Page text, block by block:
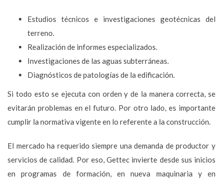
Estudios técnicos e investigaciones geotécnicas del
terreno.
Realización de informes especializados.
Investigaciones de las aguas subterráneas.
Diagnósticos de patologías de la edificación.
Si todo esto se ejecuta con orden y de la manera correcta, se
evitarán problemas en el futuro. Por otro lado, es importante
cumplir la normativa vigente en lo referente a la construcción.
El mercado ha requerido siempre una demanda de productor y
servicios de calidad. Por eso, Gettec invierte desde sus inicios
en programas de formación, en nueva maquinaria y en